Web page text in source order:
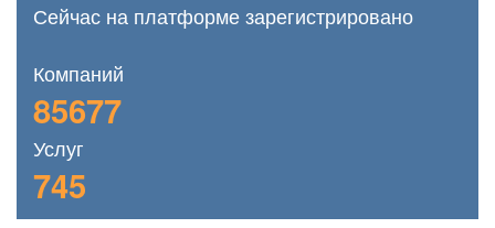
Сейчас на платформе зарегистрировано
Компаний
85677
Услуг
745